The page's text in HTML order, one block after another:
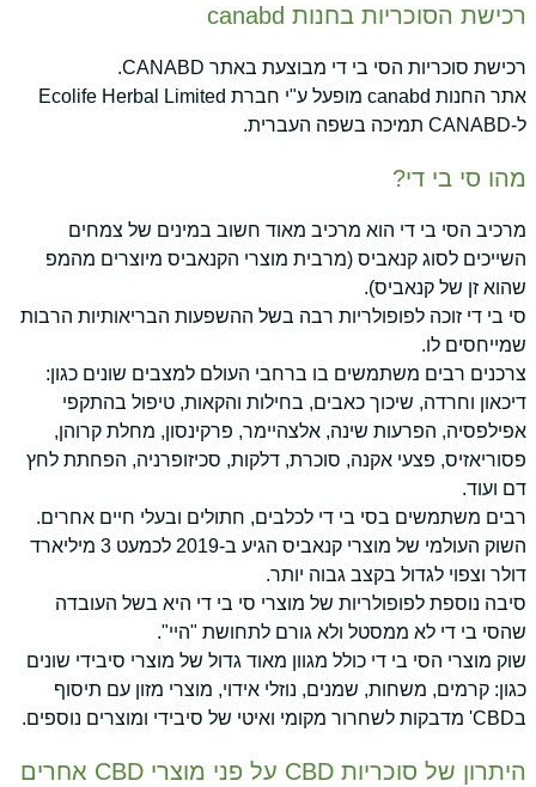
רכישת הסוכריות בחנות canabd
רכישת סוכריות הסי בי די מבוצעת באתר CANABD.
אתר החנות canabd מופעל ע"י חברת Ecolife Herbal Limited
ל-CANABD תמיכה בשפה העברית.
מהו סי בי די?
מרכיב הסי בי די הוא מרכיב מאוד חשוב במינים של צמחים
השייכים לסוג קנאביס (מרבית מוצרי הקנאביס מיוצרים מהמפ
שהוא זן של קנאביס).
סי בי די זוכה לפופולריות רבה בשל ההשפעות הבריאותיות הרבות
שמייחסים לו.
צרכנים רבים משתמשים בו ברחבי העולם למצבים שונים כגון:
דיכאון וחרדה, שיכוך כאבים, בחילות והקאות, טיפול בהתקפי
אפילפסיה, הפרעות שינה, אלצהיימר, פרקינסון, מחלת קרוהן,
פסוריאזיס, פצעי אקנה, סוכרת, דלקות, סכיזופרניה, הפחתת לחץ
דם ועוד.
רבים משתמשים בסי בי די לכלבים, חתולים ובעלי חיים אחרים.
השוק העולמי של מוצרי קנאביס הגיע ב-2019 לכמעט 3 מיליארד
דולר וצפוי לגדול בקצב גבוה יותר.
סיבה נוספת לפופולריות של מוצרי סי בי די היא בשל העובדה
שהסי בי די לא ממסטל ולא גורם לתחושת "היי".
שוק מוצרי הסי בי די כולל מגוון מאוד גדול של מוצרי סיבידי שונים
כגון: קרמים, משחות, שמנים, נוזלי אידוי, מוצרי מזון עם תיסוף
בCBD' מדבקות לשחרור מקומי ואיטי של סיבידי ומוצרים נוספים.
היתרון של סוכריות CBD על פני מוצרי CBD אחרים